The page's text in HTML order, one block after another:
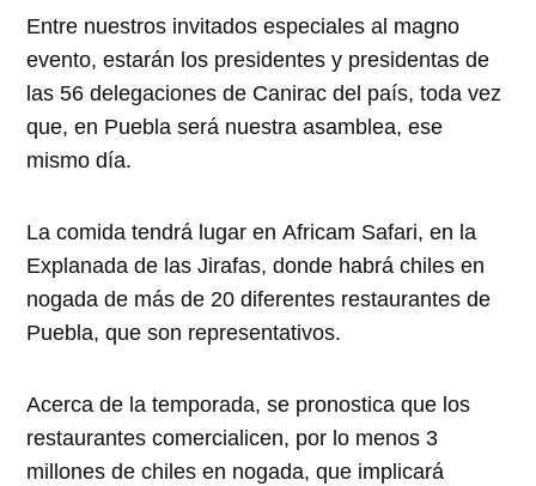
Entre nuestros invitados especiales al magno
evento, estarán los presidentes y presidentas de
las 56 delegaciones de Canirac del país, toda vez
que, en Puebla será nuestra asamblea, ese
mismo día.
La comida tendrá lugar en Africam Safari, en la
Explanada de las Jirafas, donde habrá chiles en
nogada de más de 20 diferentes restaurantes de
Puebla, que son representativos.
Acerca de la temporada, se pronostica que los
restaurantes comercialicen, por lo menos 3
millones de chiles en nogada, que implicará